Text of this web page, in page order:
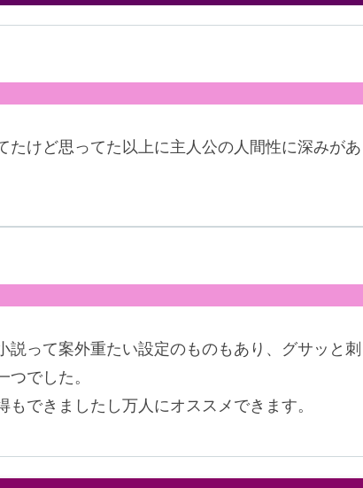
たけど思ってた以上に主人公の人間性に深みがあ
説って案外重たい設定のものもあり、グサッと刺
でした。
できましたし万人にオススメできます。